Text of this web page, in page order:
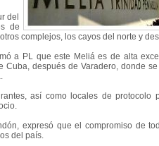
del
de
complejos, los cayos del norte y
a PL que este Meliá es de alta
después de Varadero, donde
así como locales de protocolo
expresó que el compromiso de
del país.